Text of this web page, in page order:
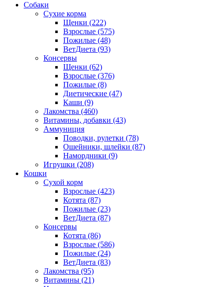
Собаки
Сухие корма
Щенки (222)
Взрослые (575)
Пожилые (48)
ВетДиета (93)
Консервы
Щенки (62)
Взрослые (376)
Пожилые (8)
Диетические (47)
Каши (9)
Лакомства (460)
Витамины, добавки (43)
Аммуниция
Поводки, рулетки (78)
Ошейники, шлейки (87)
Намордники (9)
Игрушки (208)
Кошки
Сухой корм
Взрослые (423)
Котята (87)
Пожилые (23)
ВетДиета (87)
Консервы
Котята (86)
Взрослые (586)
Пожилые (24)
ВетДиета (83)
Лакомства (95)
Витамины (21)